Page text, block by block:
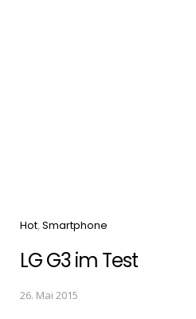
Categories
Hot Smartphone
LG G3 im Test
26. Mai 2015